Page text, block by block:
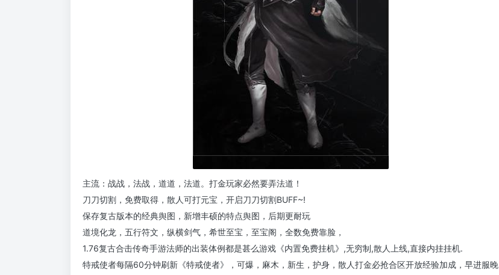
主流：战战，法战，道道，法道。打金玩家必然要弄法道！
刀刀切割，免费取得，散人可打元宝，开启刀刀切割BUFF~!
保存复古版本的经典舆图，新增丰硕的特点舆图，后期更耐玩
道境化龙，五行符文，纵横剑气，希世至宝，至宝阁，全数免费靠脸，
1.76复古合击传奇手游法师的出装体例都是甚么游戏《内置免费挂机》,无穷制,散人上线,直接内挂挂机.
特戒使者每隔60分钟刷新《特戒使者》，可爆，麻木，新生，护身，散人打金必抢合区开放经验加成，早进服晚